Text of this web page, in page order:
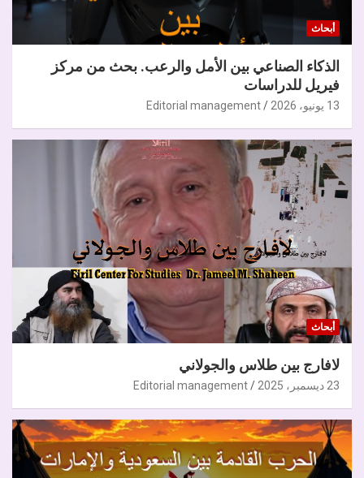
أبحاث
الذكاء الصناعي بين الأمل والرعب. بحث من مركز
فيريل للدراسات
13 يونيو، 2026 Editorial management
أبحاث
لافارج بين طلاس والجولاني
23 ديسمبر، 2025 Editorial management